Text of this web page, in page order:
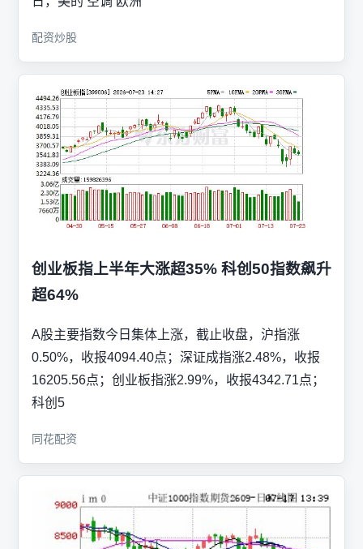
配资炒股
创业板指上半年大涨超35% 科创50指数飙升
超64%
A股主要指数今日集体上涨，截止收盘，沪指涨
0.50%，收报4094.40点；深证成指涨2.48%，收报
16205.56点；创业板指涨2.99%，收报4342.71点；
科创5
同花配资